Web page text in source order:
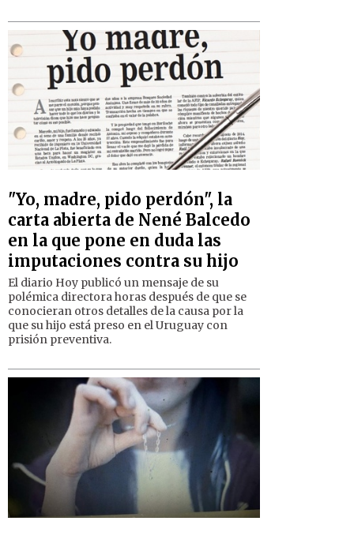
"Yo, madre, pido perdón", la
carta abierta de Nené Balcedo
en la que pone en duda las
imputaciones contra su hijo
El diario Hoy publicó un mensaje de su
polémica directora horas después de que se
conocieran otros detalles de la causa por la
que su hijo está preso en el Uruguay con
prisión preventiva.